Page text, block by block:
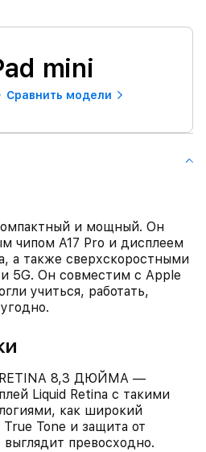
mini
Сравнить модели
и мощный. Он
чипом A17 Pro и дисплеем
а также сверхскоростными
5G. Он совместим с Apple
учиться, работать,
8,3 ДЮЙМА —
Liquid Retina с такими
как широкий
True Tone и защита от
превосходно.